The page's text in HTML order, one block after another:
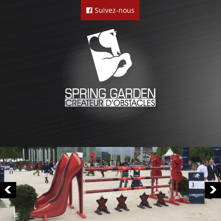
Suivez-nous